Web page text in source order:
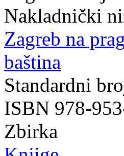
Nakladnički
Zagreb na
baština
Standardni
ISBN 978-
Zbirka